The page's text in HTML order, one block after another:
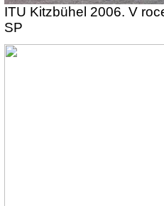
ITU Kitzbühel 2006. V
SP